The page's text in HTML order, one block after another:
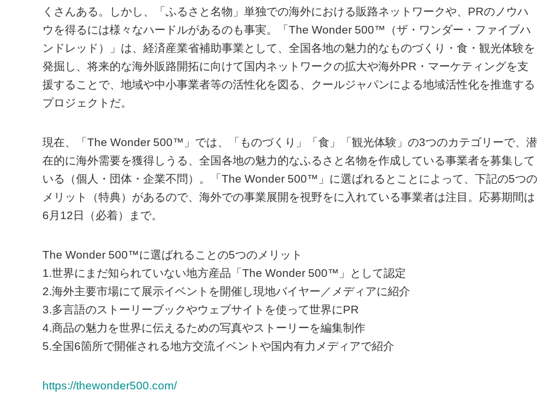
くさんある。しかし、「ふるさと名物」単独での海外における販路ネットワークや、PRのノウハ
ウを得るには様々なハードルがあるのも事実。「The Wonder 500™（ザ・ワンダー・ファイブハ
ンドレッド）」は、経済産業省補助事業として、全国各地の魅力的なものづくり・食・観光体験を
発掘し、将来的な海外販路開拓に向けて国内ネットワークの拡大や海外PR・マーケティングを支
援することで、地域や中小事業者等の活性化を図る、クールジャパンによる地域活性化を推進する
プロジェクトだ。
現在、「The Wonder 500™」では、「ものづくり」「食」「観光体験」の3つのカテゴリーで、潜
在的に海外需要を獲得しうる、全国各地の魅力的なふるさと名物を作成している事業者を募集して
いる（個人・団体・企業不問）。「The Wonder 500™」に選ばれるとことによって、下記の5つの
メリット（特典）があるので、海外での事業展開を視野をに入れている事業者は注目。応募期間は
6月12日（必着）まで。
The Wonder 500™に選ばれることの5つのメリット
1.世界にまだ知られていない地方産品「The Wonder 500™」として認定
2.海外主要市場にて展示イベントを開催し現地バイヤー／メディアに紹介
3.多言語のストーリーブックやウェブサイトを使って世界にPR
4.商品の魅力を世界に伝えるための写真やストーリーを編集制作
5.全国6箇所で開催される地方交流イベントや国内有力メディアで紹介
https://thewonder500.com/